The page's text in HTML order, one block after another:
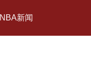
NBA新闻